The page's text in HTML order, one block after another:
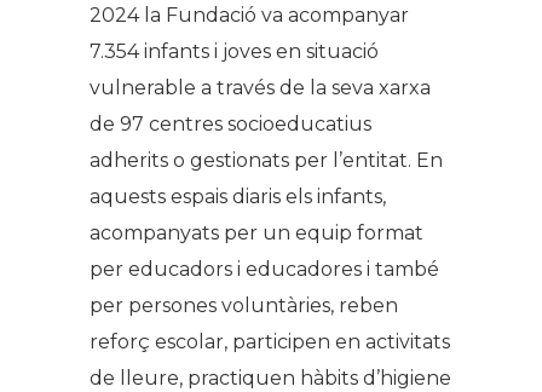
2024 la Fundació va acompanyar
7.354 infants i joves en situació
vulnerable a través de la seva xarxa
de 97 centres socioeducatius
adherits o gestionats per l’entitat. En
aquests espais diaris els infants,
acompanyats per un equip format
per educadors i educadores i també
per persones voluntàries, reben
reforç escolar, participen en activitats
de lleure, practiquen hàbits d’higiene